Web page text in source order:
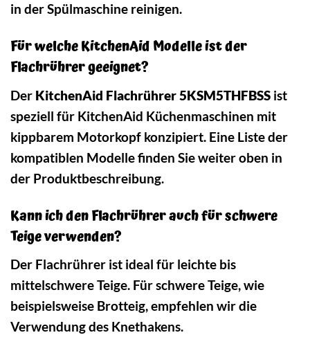
in der Spülmaschine reinigen.
Für welche KitchenAid Modelle ist der
Flachrührer geeignet?
Der KitchenAid Flachrührer 5KSM5THFBSS ist
speziell für KitchenAid Küchenmaschinen mit
kippbarem Motorkopf konzipiert. Eine Liste der
kompatiblen Modelle finden Sie weiter oben in
der Produktbeschreibung.
Kann ich den Flachrührer auch für schwere
Teige verwenden?
Der Flachrührer ist ideal für leichte bis
mittelschwere Teige. Für schwere Teige, wie
beispielsweise Brotteig, empfehlen wir die
Verwendung des Knethakens.